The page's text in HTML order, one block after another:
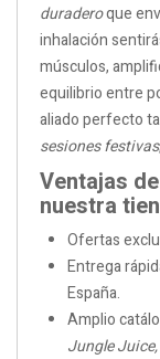
duraderoque
inhalación
músculos,
equilibrio entre
aliado perfecto
sesiones festivas
Ventajas
nuestra
Ofertas
Entrega
España.
Amplio
Jungle